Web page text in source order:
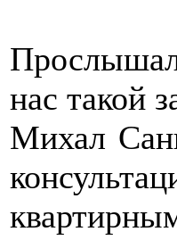
нас такой
Михал